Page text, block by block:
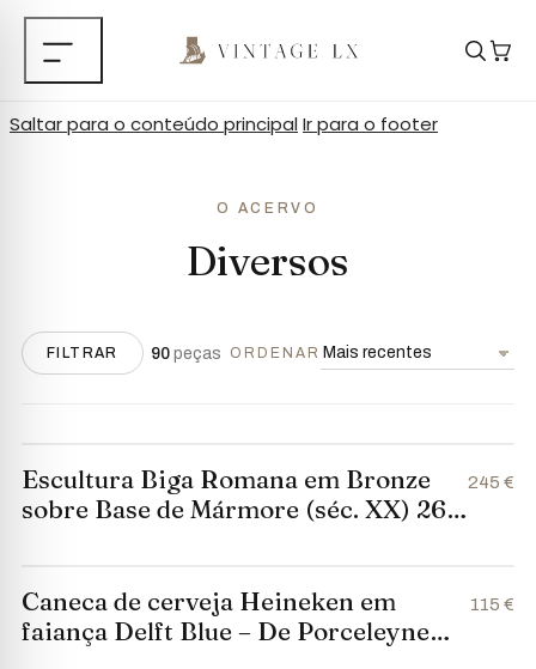
Saltar para o conteúdo principalIr para o footer
O ACERVO
Diversos
FILTRAR 90 peças ORDENAR
Escultura Biga Romana em Bronze
sobre Base de Mármore (séc. XX) 26 x
245 €
Caneca de cerveja Heineken em
faiança Delft Blue – De Porceleyne
115 €